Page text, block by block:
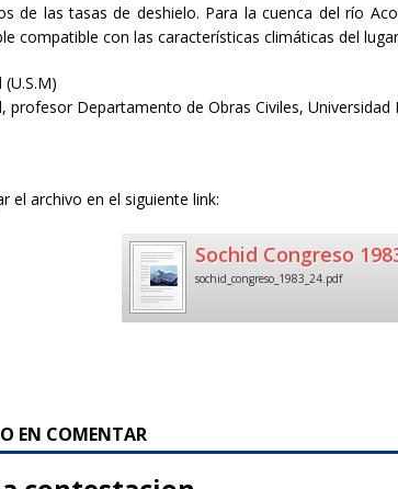
de las tasas de deshielo. Para la cuenca del río
compatible con las características climáticas del
profesor Departamento de Obras Civiles, Universidad
el archivo en el siguiente link:
Sochid Congreso
sochid_congreso_1983_24.pdf
EN COMENTAR